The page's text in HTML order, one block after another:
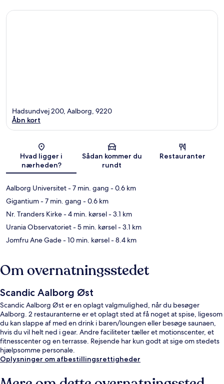
Kort
Hadsundvej 200, Aalborg, 9220
Åbn kort
Hvad ligger i
nærheden?
Sådan kommer du
rundt
Restauranter
Aalborg Universitet- 7 min. gang - 0.6 km
Gigantium- 7 min. gang - 0.6 km
Nr. Tranders Kirke- 4 min. kørsel- 3.1 km
Urania Observatoriet- 5 min. kørsel- 3.1 km
Jomfru Ane Gade- 10 min. kørsel- 8.4 km
Om overnatningsstedet
Scandic Aalborg Øst
Scandic Aalborg Øst er en oplagt valgmulighed, når du besøger
Aalborg. 2 restauranterne er et oplagt sted at få noget at spise, ligesom
du kan slappe af med en drink i baren/loungen eller besøge saunaen,
hvis du vil helt ned i gear. Andre faciliteter tæller et motionscenter, et
fitnesscenter og en terrasse. Rejsende har kun godt at sige om stedets
hjælpsomme personale.
Oplysninger om afbestillingsrettigheder